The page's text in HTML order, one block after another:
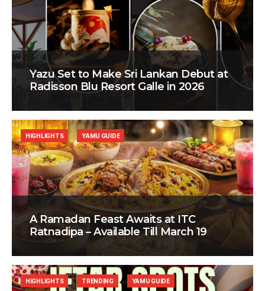
Yazu Set to Make Sri Lankan Debut at
Radisson Blu Resort Galle in 2026
A Ramadan Feast Awaits at ITC
Ratnadipa – Available Till March 19
HIGHLIGHTS YAMU GUIDE
HIGHLIGHTS TRENDING YAMU GUIDE